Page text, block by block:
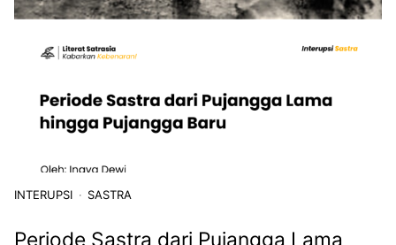
INTERUPSI SASTRA
Periode Sastra dari Pujangga Lama